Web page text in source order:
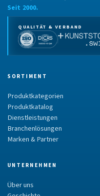
Seit 2000.
QUALITÄT & VERBAND
SORTIMENT
Produktkategorien
Produktkatalog
Dienstleistungen
Branchenlösungen
Marken & Partner
UNTERNEHMEN
Über uns